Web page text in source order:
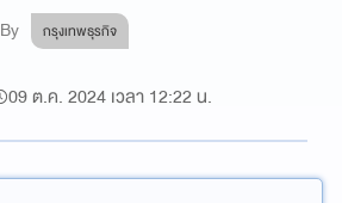
By กรุงเทพธุรกิจ
09 ต.ค. 2024 เวลา 12:22 น.